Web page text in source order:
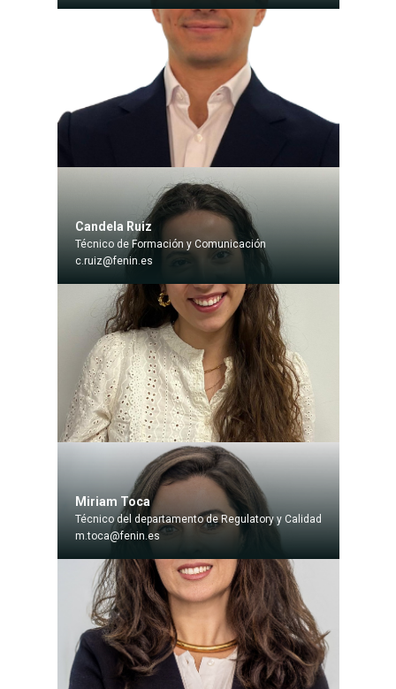
Candela Ruiz
Técnico de Formación y Comunicación
c.ruiz@fenin.es
Miriam Toca
Técnico del departamento de Regulatory y Calidad
m.toca@fenin.es